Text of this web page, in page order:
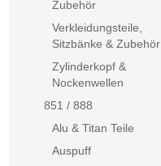
Zubehör
Verkleidungsteile,
Sitzbänke & Zubehör
Zylinderkopf &
Nockenwellen
851 / 888
Alu & Titan Teile
Auspuff